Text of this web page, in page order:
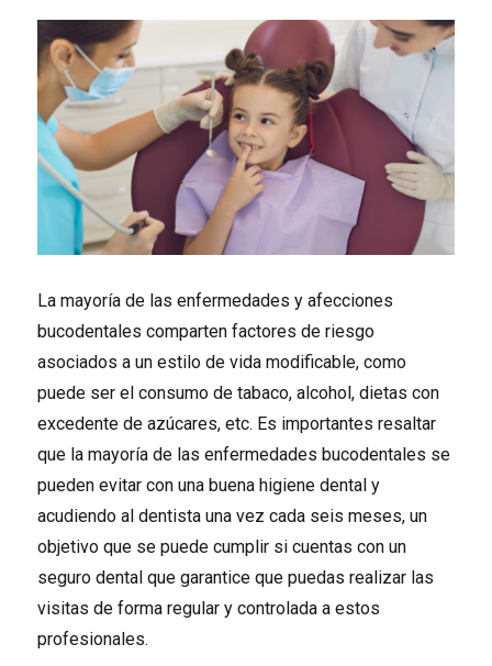
La mayoría de las enfermedades y afecciones
bucodentales comparten factores de riesgo
asociados a un estilo de vida modificable, como
puede ser el consumo de tabaco, alcohol, dietas con
excedente de azúcares, etc. Es importantes resaltar
que la mayoría de las enfermedades bucodentales se
pueden evitar con una buena higiene dental y
acudiendo al dentista una vez cada seis meses, un
objetivo que se puede cumplir si cuentas con un
seguro dental que garantice que puedas realizar las
visitas de forma regular y controlada a estos
profesionales.